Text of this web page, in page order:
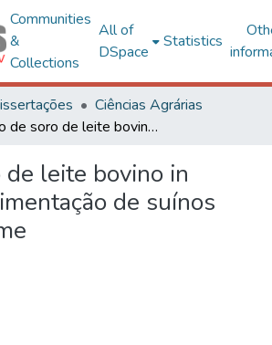
Communities
&
Collections
All of
DSpace
Statistics
Ciências Agrárias
Uso de soro de leite bovino in natura na alimentação de suínos pós-desmame
de leite bovino in
de suínos